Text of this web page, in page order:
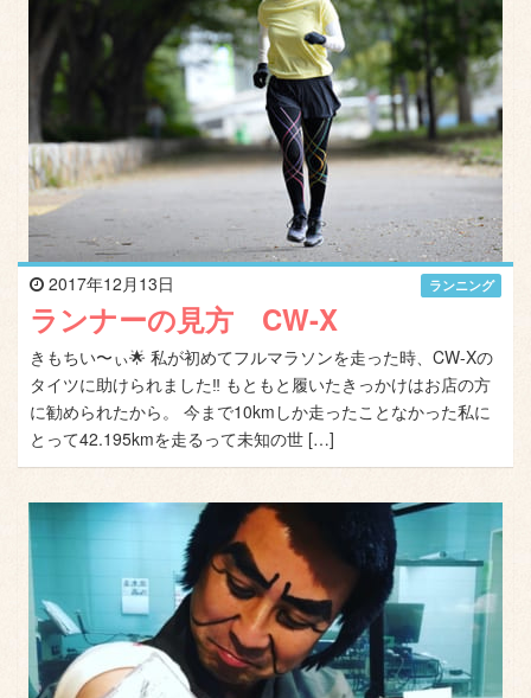
2017年12月13日 ランニング
ランナーの見方 CW-X
きもちい〜ぃ🌟 私が初めてフルマラソンを走った時、CW-Xの
タイツに助けられました‼️ もともと履いたきっかけはお店の方
に勧められたから。 今まで10kmしか走ったことなかった私に
とって42.195kmを走るって未知の世 […]